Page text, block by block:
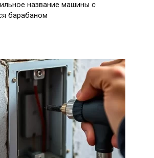
название машины с
барабаном